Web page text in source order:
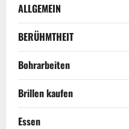
ALLGEMEIN
BERÜHMTHEIT
Bohrarbeiten
Brillen kaufen
Essen